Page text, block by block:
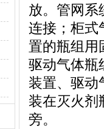
放。管网系
连接；柜式
置的瓶组用
驱动气体瓶
装置、驱动
装在灭火剂
旁。